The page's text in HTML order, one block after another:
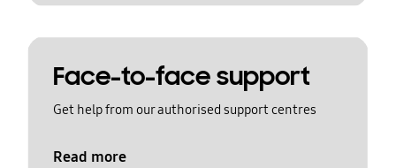
Face-to-face support
Get help from our authorised support centres
Read more